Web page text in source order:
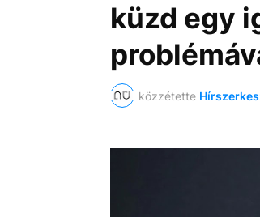
küzd egy
közzétette